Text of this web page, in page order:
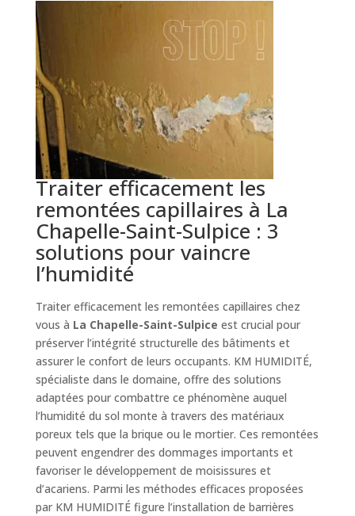
Traiter efficacement les
remontées capillaires à La
Chapelle-Saint-Sulpice : 3
solutions pour vaincre
l’humidité
Traiter efficacement les remontées capillaires chez
vous à La Chapelle-Saint-Sulpice est crucial pour
préserver l’intégrité structurelle des bâtiments et
assurer le confort de leurs occupants. KM HUMIDITÉ,
spécialiste dans le domaine, offre des solutions
adaptées pour combattre ce phénomène auquel
l’humidité du sol monte à travers des matériaux
poreux tels que la brique ou le mortier. Ces remontées
peuvent engendrer des dommages importants et
favoriser le développement de moisissures et
d’acariens. Parmi les méthodes efficaces proposées
par KM HUMIDITÉ figure l’installation de barrières